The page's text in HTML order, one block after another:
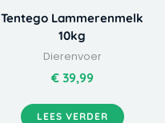
Tentego Lammerenmelk
10kg
Dierenvoer
€39,99
LEES VERDER